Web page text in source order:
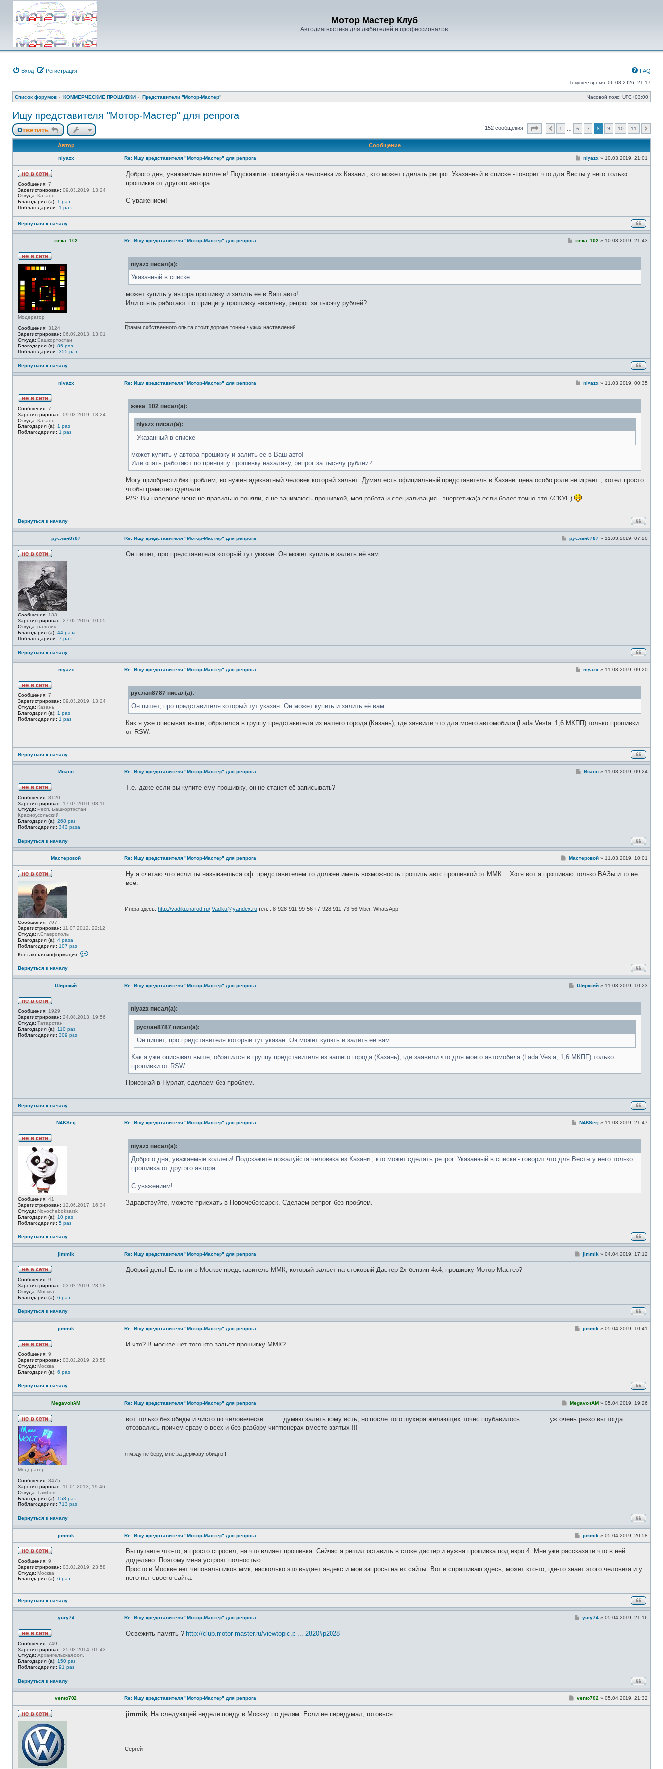
Мотор Мастер Клуб
Автодиагностика для любителей и профессионалов
Вход Регистрация FAQ
Текущее время: 06.08.2026, 21:17
Список форумов КОММЕРЧЕСКИЕ ПРОШИВКИ Представители "Мотор-Мастер" Часовой пояс: UTC+03:00
Ищу представителя "Мотор-Мастер" для репрога
Ответить 152 сообщения Страница 11
Пред.
1 6 7 8 9 10 11
Автор Сообщение
niyazx
в
с
е
т
и
Сообщения: 7
Зарегистрирован: 09.03.2019, 13:24
Откуда: Казань
Благодарил (а): 1 раз
Поблагодарили: 1 раз
Re: Ищу представителя "Мотор-Мастер" для репрога
С
б
niyazx » 10.03.2019, 21:01
Доброго дня, уважаемые коллеги! Подскажите пожалуйста человека из Казани , кто может сделать репрог. Указанный в списке - говорит что для Весты у него только
прошивка от другого автора.
С уважением!
Вернуться к началу
жека_102
Н
с
е
т
и
Модератор
Сообщения: 3124
Зарегистрирован: 06.09.2013, 13:01
Откуда: Башкортостан
Благодарил (а): 86 раз
Поблагодарили: 355 раз
Re: Ищу представителя "Мотор-Мастер" для репрога
С
б
е
жека_102 » 10.03.2019, 21:43
niyazx писал(а):
Указанный в списке
может купить у автора прошивку и залить ее в Ваш авто!
Или опять работают по принципу прошивку нахаляву, репрог за тысячу рублей?
Грамм собственного опыта стоит дороже тонны чужих наставлений.
Вернуться к началу
niyazx
в
с
е
т
Сообщения: 7
Зарегистрирован: 09.03.2019, 13:24
Откуда: Казань
Благодарил (а): 1 раз
Поблагодарили: 1 раз
Re: Ищу представителя "Мотор-Мастер" для репрога
С
б
е
н
niyazx » 11.03.2019, 00:35
жека_102 писал(а):
niyazx писал(а):
Указанный в списке
может купить у автора прошивку и залить ее в Ваш авто!
Или опять работают по принципу прошивку нахаляву, репрог за тысячу рублей?
Могу приобрести без проблем, но нужен адекватный человек который зальёт. Думал есть официальный представитель в Казани, цена особо роли не играет , хотел просто
чтобы грамотно сделали.
P/S: Вы наверное меня не правильно поняли, я не занимаюсь прошивкой, моя работа и специализация - энергетика(а если более точно это АСКУЕ)
Вернуться к началу
руслан8787
Н
е
в
с
е
т
и
Сообщения: 133
Зарегистрирован: 27.05.2016, 10:05
Откуда: нальчик
Благодарил (а): 44 раза
Поблагодарили: 7 раз
Re: Ищу представителя "Мотор-Мастер" для репрога
Сруслан8787 » 11.03.2019, 07:20
Он пишет, про представителя который тут указан. Он может купить и залить её вам.
Вернуться к началу
niyazx
в
с
е
т
Сообщения: 7
Зарегистрирован: 09.03.2019, 13:24
Откуда: Казань
Благодарил (а): 1 раз
Поблагодарили: 1 раз
Re: Ищу представителя "Мотор-Мастер" для репрога
С
б
е
niyazx » 11.03.2019, 09:20
руслан8787 писал(а):
Он пишет, про представителя который тут указан. Он может купить и залить её вам.
Как я уже описывал выше, обратился в группу представителя из нашего города (Казань), где заявили что для моего автомобиля (Lada Vesta, 1,6 МКПП) только прошивки
от RSW.
Вернуться к началу
Иоанн
е
в
с
е
т
и
Сообщения: 3120
Зарегистрирован: 17.07.2010, 08:11
Откуда: Респ. Башкортостан
Красноусольский
Благодарил (а): 268 раз
Поблагодарили: 343 раза
Re: Ищу представителя "Мотор-Мастер" для репрога
СИоанн » 11.03.2019, 09:24
Т.е. даже если вы купите ему прошивку, он не станет её записывать?
Вернуться к началу
Мастеровой
в
е
т
Сообщения: 797
Зарегистрирован: 11.07.2012, 22:12
Откуда: г.Ставрополь
Благодарил (а): 4 раза
Поблагодарили: 107 раз
Контактная информация:
н
а
н
о
а
т
л
Re: Ищу представителя "Мотор-Мастер" для репрога
С
б
Мастеровой » 11.03.2019, 10:01
Ну я считаю что если ты называешься оф. представителем то должен иметь возможность прошить авто прошивкой от ММК... Хотя вот я прошиваю только ВАЗы и то не
всё.
Инфа здесь: http://vadiku.narod.ru/ Vadiku@yandex.ru тел. : 8-928-911-99-56 +7-928-911-73-56 Viber, WhatsApp
Вернуться к началу
Широкий
е
в
с
е
т
Сообщения: 1929
Зарегистрирован: 24.08.2013, 19:56
Откуда: Татарстан
Благодарил (а): 110 раз
Поблагодарили: 309 раз
Re: Ищу представителя "Мотор-Мастер" для репрога
С
б
е
н
Широкий » 11.03.2019, 10:23
niyazx писал(а):
руслан8787 писал(а):
Он пишет, про представителя который тут указан. Он может купить и залить её вам.
Как я уже описывал выше, обратился в группу представителя из нашего города (Казань), где заявили что для моего автомобиля (Lada Vesta, 1,6 МКПП) только
прошивки от RSW.
Приезжай в Нурлат, сделаем без проблем.
Вернуться к началу
N4KSerj
е
в
с
т
и
Сообщения: 41
Зарегистрирован: 12.06.2017, 16:34
Откуда: Novocheboksarsk
Благодарил (а): 10 раз
Поблагодарили: 5 раз
Re: Ищу представителя "Мотор-Мастер" для репрога
С
б
е
н
N4KSerj » 11.03.2019, 21:47
niyazx писал(а):
Доброго дня, уважаемые коллеги! Подскажите пожалуйста человека из Казани , кто может сделать репрог. Указанный в списке - говорит что для Весты у него только
прошивка от другого автора.
С уважением!
Здравствуйте, можете приехать в Новочебоксарск. Сделаем репрог, без проблем.
Вернуться к началу
jimmik
в
с
е
т
и
Сообщения: 9
Зарегистрирован: 03.02.2019, 23:58
Откуда: Москва
Благодарил (а): 6 раз
Re: Ищу представителя "Мотор-Мастер" для репрога
Сjimmik » 04.04.2019, 17:12
Добрый день! Есть ли в Москве представитель ММК, который зальет на стоковый Дастер 2л бензин 4х4, прошивку Мотор Мастер?
Вернуться к началу
jimmik
в
с
е
т
и
Сообщения: 9
Зарегистрирован: 03.02.2019, 23:58
Откуда: Москва
Благодарил (а): 6 раз
Re: Ищу представителя "Мотор-Мастер" для репрога
Сjimmik » 05.04.2019, 10:41
И что? В москве нет того кто зальет прошивку ММК?
Вернуться к началу
MegavoltAM
Н
е
в
е
т
и
Модератор
Сообщения: 3475
Зарегистрирован: 11.01.2013, 19:46
Откуда: Тамбов
Благодарил (а): 158 раз
Поблагодарили: 713 раз
Re: Ищу представителя "Мотор-Мастер" для репрога
С
б
MegavoltAM » 05.04.2019, 19:26
вот только без обиды и чисто по человечески..........думаю залить кому есть, но после того шухера желающих точно поубавилось ............. уж очень резко вы тогда
отозвались причем сразу о всех и без разбору чиптюнерах вместе взятых !!!
я мзду не беру, мне за державу обидно !
Вернуться к началу
jimmik
в
с
е
и
Сообщения: 9
Зарегистрирован: 03.02.2019, 23:58
Откуда: Москва
Благодарил (а): 6 раз
Re: Ищу представителя "Мотор-Мастер" для репрога
С
б
н
jimmik » 05.04.2019, 20:58
Вы путаете что-то, я просто спросил, на что влияет прошивка. Сейчас я решил оставить в стоке дастер и нужна прошивка под евро 4. Мне уже рассказали что в ней
доделано. Поэтому меня устроит полностью.
Просто в Москве нет чиповальшиков ммк, насколько это выдает яндекс и мои запросы на их сайты. Вот и спрашиваю здесь, может кто-то, где-то знает этого человека и у
него нет своего сайта.
Вернуться к началу
yury74
е
в
с
е
т
и
Сообщения: 749
Зарегистрирован: 25.08.2014, 01:43
Откуда: Архангельская обл.
Благодарил (а): 150 раз
Поблагодарили: 91 раз
Re: Ищу представителя "Мотор-Мастер" для репрога
Сyury74 » 05.04.2019, 21:16
Освежить память ? http://club.motor-master.ru/viewtopic.p ... 2820#p2028
Вернуться к началу
vento702
Н
е
в
с
е
т
и
Re: Ищу представителя "Мотор-Мастер" для репрога
Сvento702 » 05.04.2019, 21:32
jimmik , На следующей неделе поеду в Москву по делам. Если не передумал, готовься.
Сергей